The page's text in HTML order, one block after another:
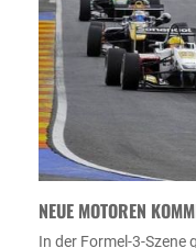
NEUE MOTOREN
In der Formel-3-Szene